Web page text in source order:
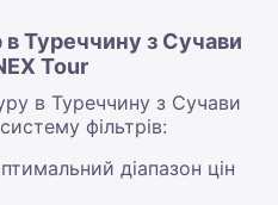
Туреччину з Сучави
Tour
в Туреччину з Сучави
фільтрів:
діапазон цін